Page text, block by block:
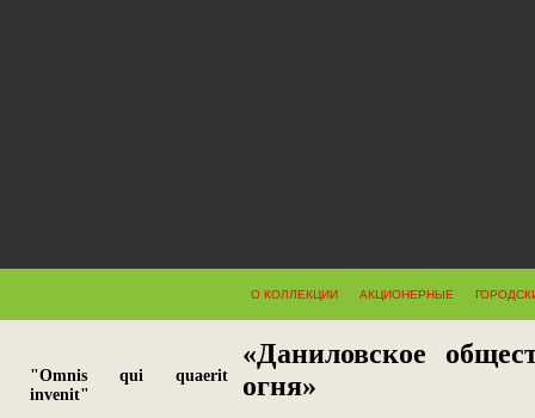
О КОЛЛЕКЦИИ АКЦИОНЕРНЫЕ
"Omnis qui quaerit
invenit"
«Даниловское
огня»